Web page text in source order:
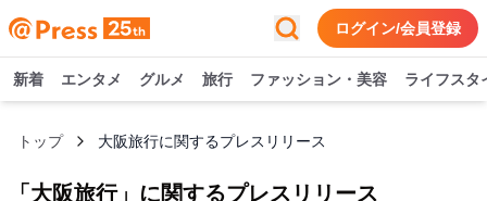
ログイン/会員登録
新着 エンタメ グルメ 旅行 ファッション・美容 ライフスタ
トップ 大阪旅行に関するプレスリリース
「 大阪旅行」に関するプレスリリース